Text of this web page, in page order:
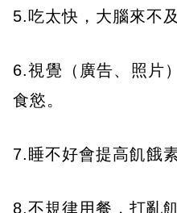
5.吃太快，大腦來不
6.視覺（廣告、照片
食慾。
7.睡不好會提高飢餓
8.不規律用餐，打亂